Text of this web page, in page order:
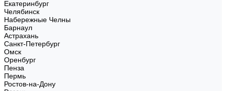
Екатеринбург
Челябинск
Набережные Челны
Барнаул
Астрахань
Санкт-Петербург
Омск
Оренбург
Пенза
Пермь
Ростов-на-Дону